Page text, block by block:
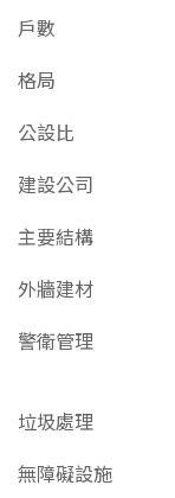
戶數
格局
公設比
建設公司
主要結構
外牆建材
警衛管理
垃圾處理
無障礙設施